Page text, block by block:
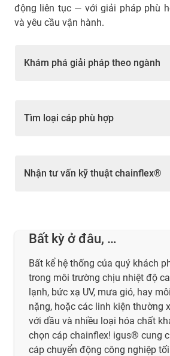
động liên tục — với giải pháp phù
và yêu cầu vận hành.
Khám phá giải pháp theo ngành
Tìm loại cáp phù hợp
Nhận tư vấn kỹ thuật chainflex®
Bất kỳ ở đâu, …
Bất kể hệ thống của quý khách
trong môi trường chịu nhiệt độ
lạnh, bức xạ UV, mưa gió, hay
nặng, hoặc các linh kiện thường
với dầu và nhiều loại hóa chất
chọn cáp chainflex! igus® cung
cáp chuyển động công nghiệp